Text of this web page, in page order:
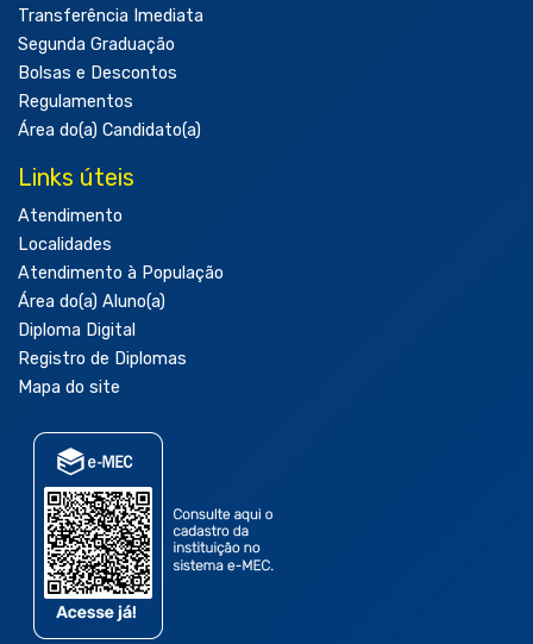
Transferência Imediata
Segunda Graduação
Bolsas e Descontos
Regulamentos
Área do(a) Candidato(a)
Links úteis
Atendimento
Localidades
Atendimento à População
Área do(a) Aluno(a)
Diploma Digital
Registro de Diplomas
Mapa do site